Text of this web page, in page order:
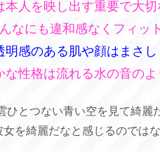
本人を映し出す重要で大
なにも違和感なくフィ
明感のある肌や顔はまさ
な性格は流れる水の音の
ひとつない青い空を見て綺麗
女を綺麗だなと感じるのでは